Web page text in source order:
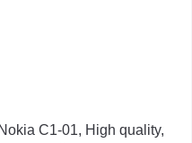
C1-01, High quality,